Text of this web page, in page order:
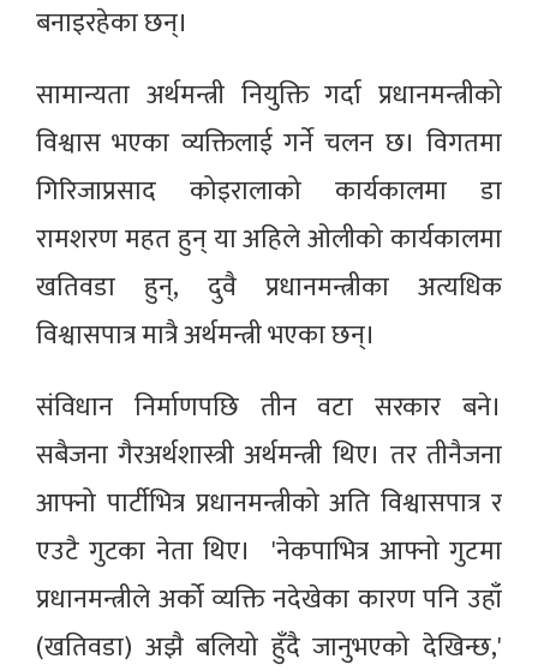
बनाइरहेका छन्।
सामान्यता अर्थमन्त्री नियुक्ति गर्दा प्रधानमन्त्रीको
विश्वास भएका व्यक्तिलाई गर्ने चलन छ। विगतमा
गिरिजाप्रसाद कोइरालाको कार्यकालमा डा
रामशरण महत हुन् या अहिले ओलीको कार्यकालमा
खतिवडा हुन्, दुवै प्रधानमन्त्रीका अत्यधिक
विश्वासपात्र मात्रै अर्थमन्त्री भएका छन्।
संविधान निर्माणपछि तीन वटा सरकार बने।
सबैजना गैरअर्थशास्त्री अर्थमन्त्री थिए। तर तीनैजना
आफ्नो पार्टीभित्र प्रधानमन्त्रीको अति विश्वासपात्र र
एउटै गुटका नेता थिए। 'नेकपाभित्र आफ्नो गुटमा
प्रधानमन्त्रीले अर्को व्यक्ति नदेखेका कारण पनि उहाँ
(खतिवडा) अझै बलियो हुँदै जानुभएको देखिन्छ,'